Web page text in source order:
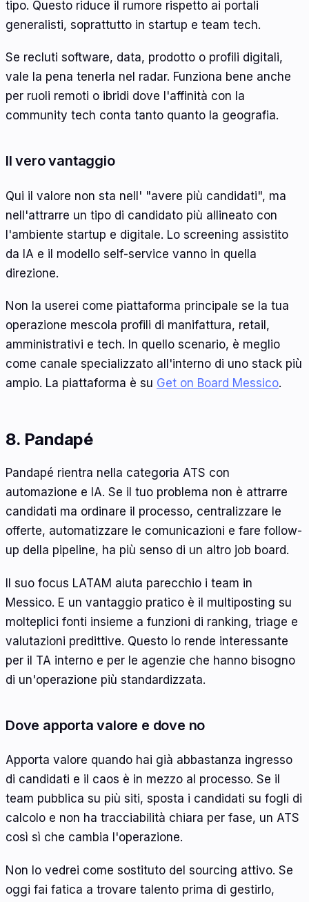
tipo. Questo riduce il rumore rispetto ai portali
generalisti, soprattutto in startup e team tech.
Se recluti software, data, prodotto o profili digitali,
vale la pena tenerla nel radar. Funziona bene anche
per ruoli remoti o ibridi dove l'affinità con la
community tech conta tanto quanto la geografia.
Il vero vantaggio
Qui il valore non sta nell' "avere più candidati", ma
nell'attrarre un tipo di candidato più allineato con
l'ambiente startup e digitale. Lo screening assistito
da IA e il modello self-service vanno in quella
direzione.
Non la userei come piattaforma principale se la tua
operazione mescola profili di manifattura, retail,
amministrativi e tech. In quello scenario, è meglio
come canale specializzato all'interno di uno stack più
ampio. La piattaforma è su Get on Board Messico.
8. Pandapé
Pandapé rientra nella categoria ATS con
automazione e IA. Se il tuo problema non è attrarre
candidati ma ordinare il processo, centralizzare le
offerte, automatizzare le comunicazioni e fare follow-
up della pipeline, ha più senso di un altro job board.
Il suo focus LATAM aiuta parecchio i team in
Messico. E un vantaggio pratico è il multiposting su
molteplici fonti insieme a funzioni di ranking, triage e
valutazioni predittive. Questo lo rende interessante
per il TA interno e per le agenzie che hanno bisogno
di un'operazione più standardizzata.
Dove apporta valore e dove no
Apporta valore quando hai già abbastanza ingresso
di candidati e il caos è in mezzo al processo. Se il
team pubblica su più siti, sposta i candidati su fogli di
calcolo e non ha tracciabilità chiara per fase, un ATS
così sì che cambia l'operazione.
Non lo vedrei come sostituto del sourcing attivo. Se
oggi fai fatica a trovare talento prima di gestirlo,